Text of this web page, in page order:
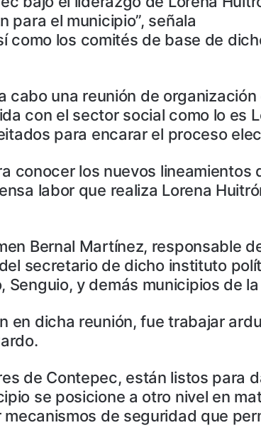
para el municipio”, señala
como los comités de base de
cabo una reunión de
con el sector social como lo es
para encarar el proceso
conocer los nuevos lineamientos
labor que realiza Lorena
Bernal Martínez, responsable
secretario de dicho instituto
y demás municipios de
en dicha reunión, fue trabajar
de Contepec, están listos para
se posicione a otro nivel en
de seguridad que